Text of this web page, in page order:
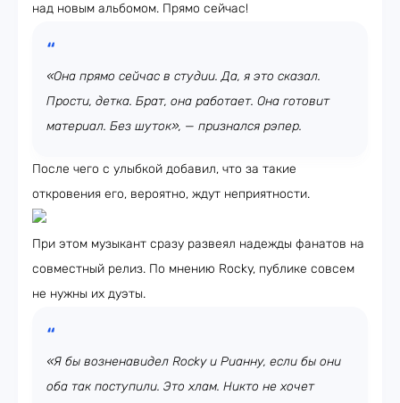
над новым альбомом. Прямо сейчас!
«Она прямо сейчас в студии. Да, я это сказал.
Прости, детка. Брат, она работает. Она готовит
материал. Без шуток», — признался рэпер.
После чего с улыбкой добавил, что за такие
откровения его, вероятно, ждут неприятности.
При этом музыкант сразу развеял надежды фанатов на
совместный релиз. По мнению Rocky, публике совсем
не нужны их дуэты.
«Я бы возненавидел Rocky и Рианну, если бы они
оба так поступили. Это хлам. Никто не хочет